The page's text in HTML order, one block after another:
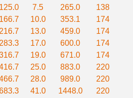
125.0 7.5 265.0
138
166.7 10.0 353.1
174
216.7 13.0 459.0
174
283.3 17.0 600.0
174
19.0 671.0
174
25.0 883.0
220
28.0 989.0
220
41.0 1448.0
220